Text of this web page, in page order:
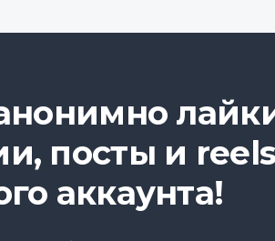
посты и
аккаунта!